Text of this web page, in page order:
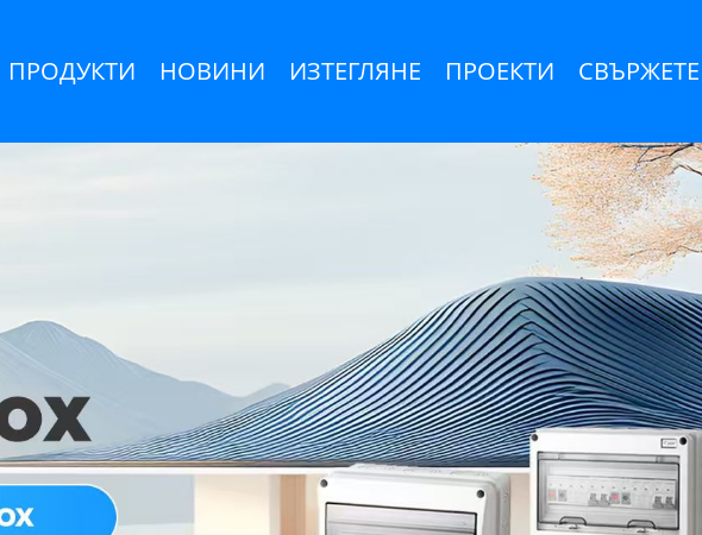
ПРОДУКТИ НОВИНИ ИЗТЕГЛЯНЕ ПРОЕКТИ